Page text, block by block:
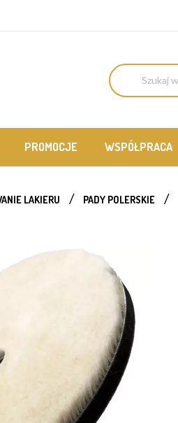
PROMOCJE WSPÓŁPRACA
LAKIERU PADY POLERSKIE